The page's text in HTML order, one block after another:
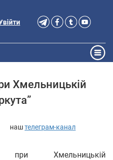
Хмельницькій
наштелеграм-канал
Хмельницькій